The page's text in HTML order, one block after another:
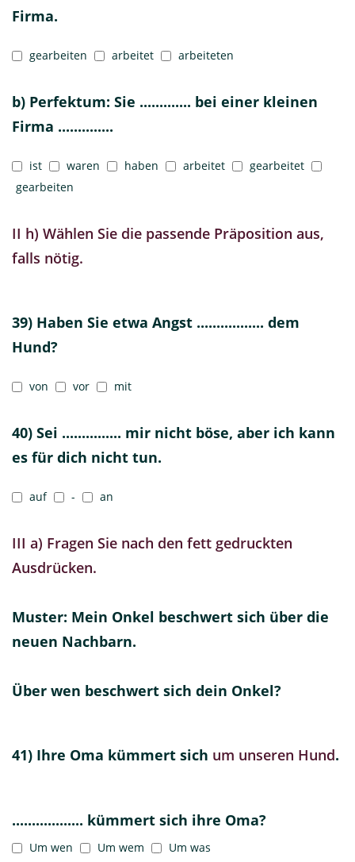
Firma.
gearbeiten arbeitet arbeiteten
b) Perfektum: Sie ............. bei einer kleinen
Firma ..............
ist waren haben arbeitet
gearbeitet
gearbeiten
II h) Wählen Sie die passende Präposition aus,
falls nötig.
39) Haben Sie etwa Angst ................. dem
Hund?
von vor mit
40) Sei ............... mir nicht böse, aber ich kann
es für dich nicht tun.
auf - an
III a) Fragen Sie nach den fett gedruckten
Ausdrücken.
Muster: Mein Onkel beschwert sich über die
neuen Nachbarn.
Über wen beschwert sich dein Onkel?
41) Ihre Oma kümmert sich um unseren Hund.
.................. kümmert sich ihre Oma?
Um wen Um wem Um was